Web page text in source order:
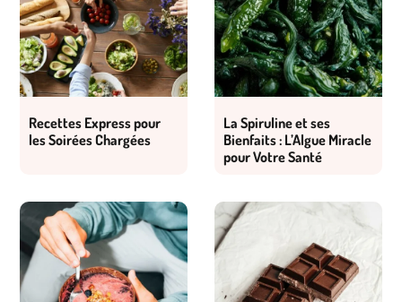
Recettes Express pour
les Soirées Chargées
La Spiruline et ses
Bienfaits : L’Algue Miracle
pour Votre Santé